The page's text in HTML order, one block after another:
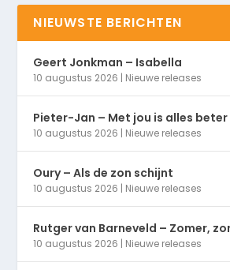
NIEUWSTE BERICHTEN
Geert Jonkman – Isabella
10 augustus 2026 | Nieuwe releases
Pieter-Jan – Met jou is alles beter
10 augustus 2026 | Nieuwe releases
Oury – Als de zon schijnt
10 augustus 2026 | Nieuwe releases
Rutger van Barneveld – Zomer,
10 augustus 2026 | Nieuwe releases